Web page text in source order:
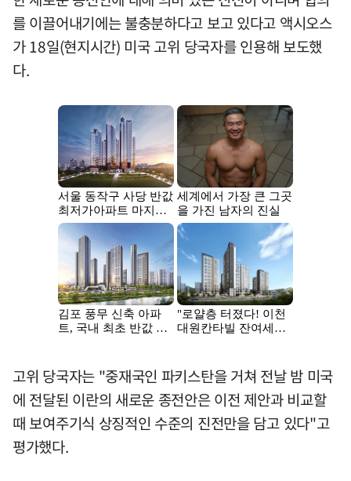
를 이끌어내기에는 불충분하다고 보고 있다고 액시오스
가 18일(현지시간) 미국 고위 당국자를 인용해 보도했
다.
고위 당국자는 "중재국인 파키스탄을 거쳐 전날 밤 미국
에 전달된 이란의 새로운 종전안은 이전 제안과 비교할
때 보여주기식 상징적인 수준의 진전만을 담고 있다"고
평가했다.